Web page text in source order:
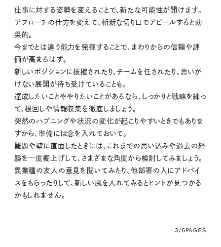
仕事に対する姿勢を変えることで、新たな可能性が開けます。
アプローチの仕方を変えて、斬新な切り口でアピールすると効
果的。
今までとは違う能力を発揮することで、まわりからの信頼や評
価が高まるはず。
新しいポジションに抜擢されたり、チームを任されたり、思いが
けない展開が待ち受けていることも。
達成したいことややりたいことがあるなら、しっかりと戦略を練っ
て、根回しや情報収集を徹底しましょう。
突然のハプニングや状況の変化が起こりやすいときでもありま
すから、準備には念を入れておいて。
難題や壁に直面したときには、これまでの思い込みや過去の経
験を一度棚上げして、さまざまな角度から検討してみましょう。
異業種の友人の意見を聞いてみたり、他部署の人にアドバイ
スをもらったりして、新しい風を入れてみるとヒントが見つかる
かもしれません。
3/6PAGES